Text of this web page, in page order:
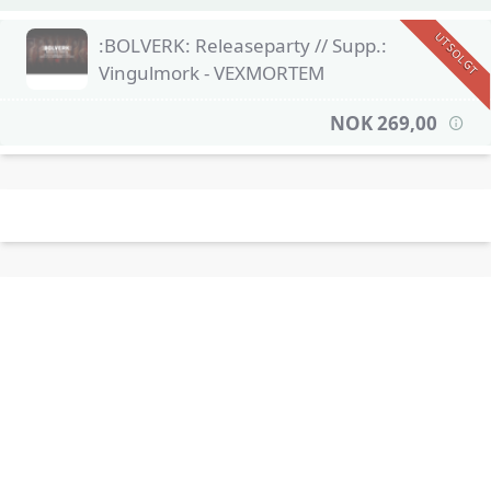
:BOLVERK: Releaseparty // Supp.:
Vingulmork - VEXMORTEM
NOK 269,00
UTSOLGT